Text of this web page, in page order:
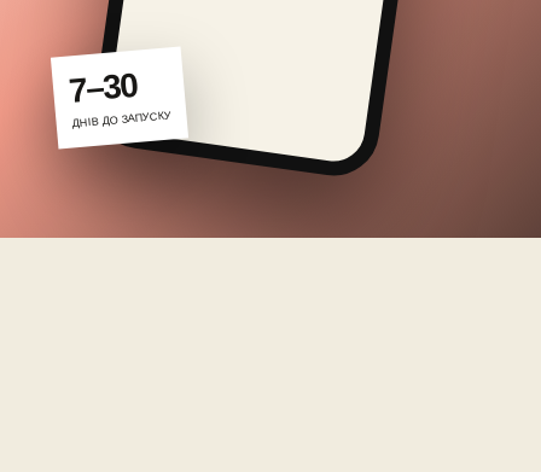
7–30
ДНІВ ДО ЗАПУСКУ